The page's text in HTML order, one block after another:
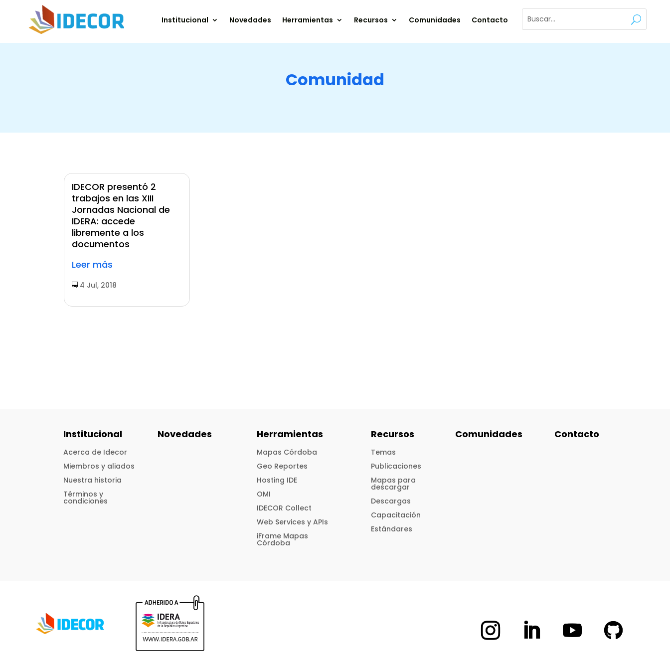
Institucional Novedades Herramientas Recursos Comunidades Contacto
Comunidad
IDECOR presentó 2
trabajos en las XIII
Jornadas Nacional de
IDERA: accede
libremente a los
documentos
Leer más
4 Jul, 2018
Institucional
Acerca de Idecor
Miembros y aliados
Nuestra historia
Términos y
condiciones
Novedades Herramientas
Mapas Córdoba
Geo Reportes
Hosting IDE
OMI
IDECOR Collect
Web Services y APIs
iFrame Mapas
Córdoba
Recursos
Temas
Publicaciones
Mapas para
descargar
Descargas
Capacitación
Estándares
Comunidades Contacto